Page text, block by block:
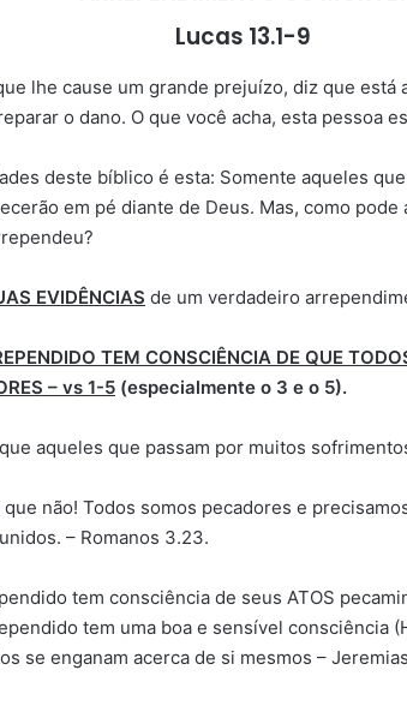
Lucas 13.1-9
lhe cause um grande prejuízo, diz que está
o dano. O que você acha, esta pessoa
deste bíblico é esta: Somente aqueles
em pé diante de Deus. Mas, como pode
EVIDÊNCIAS de um verdadeiro
TEM CONSCIÊNCIA DE QUE
– vs 1-5 (especialmente o 3 e o 5).
aqueles que passam por muitos
não! Todos somos pecadores e
– Romanos 3.23.
tem consciência de seus ATOS
tem uma boa e sensível consciência
se enganam acerca de si mesmos –